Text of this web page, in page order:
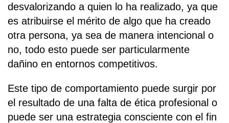
desvalorizando a quien lo ha realizado, ya que
es atribuirse el mérito de algo que ha creado
otra persona, ya sea de manera intencional o
no, todo esto puede ser particularmente
dañino en entornos competitivos.
Este tipo de comportamiento puede surgir por
el resultado de una falta de ética profesional o
puede ser una estrategia consciente con el fin